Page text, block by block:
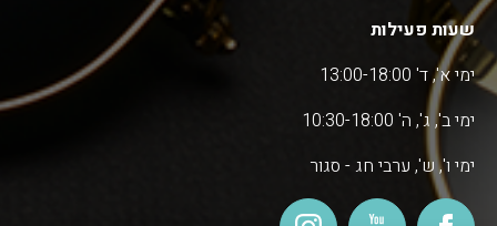
שעות פעילות
ימי א', ד' 13:00-18:00
ימי ב', ג', ה' 10:30-18:00
ימי ו', ש', ערבי חג - סגור